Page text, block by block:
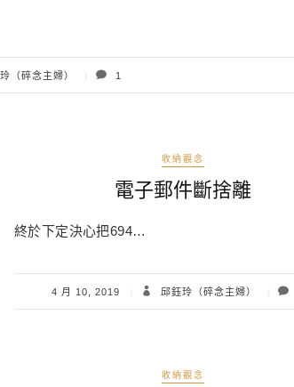
（碎念主婦） 1
收納觀念
電子郵件斷捨離
終於下定決心把694…
4 月 10, 2019 邱鈺玲（碎念主婦）
收納觀念